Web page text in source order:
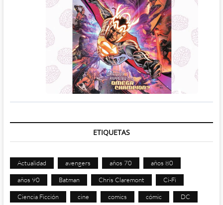
ETIQUETAS
Actualidad avengers años 70 años 80
años 90 Batman Chris Claremont Ci-Fi
Ciencia Ficción cine comics cómic DC